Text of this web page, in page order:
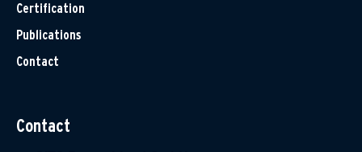
Certification
Publications
Contact
Contact